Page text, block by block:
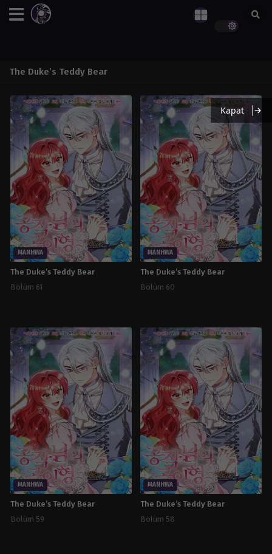
The Duke’s Teddy Bear
MANHWA
The Duke’s Teddy Bear
Bölüm 61
MANHWA
The Duke’s Teddy Bear
Bölüm 60
MANHWA
The Duke’s Teddy Bear
Bölüm 59
MANHWA
The Duke’s Teddy Bear
Bölüm 58
Kapat